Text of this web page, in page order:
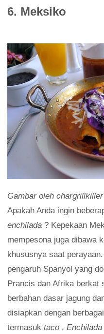
6. Meksiko
Gambar oleh chargrillkiller
Apakah Anda ingin
enchilada ? Kepekaan
mempesona juga dibawa
khususnya saat
pengaruh Spanyol yang
Prancis dan Afrika berkat
berbahan dasar jagung
disiapkan dengan
termasuk taco , Enchilada